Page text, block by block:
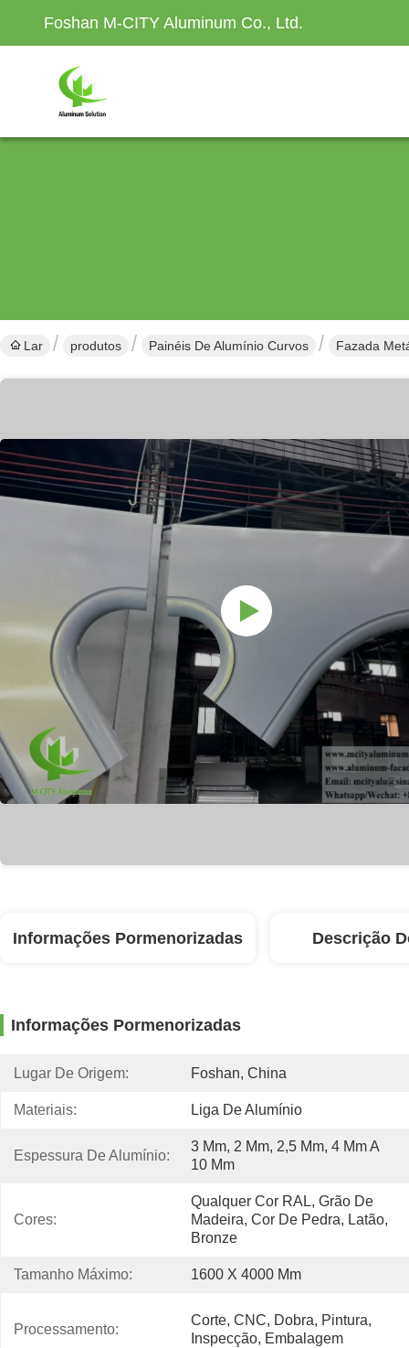
Foshan M-CITY Aluminum Co., Ltd.
Lar produtos Painéis De Alumínio Curvos Fazada
Informações Pormenorizadas Descrição
Informações Pormenorizadas
Lugar De Origem: Foshan, China
Materiais: Liga De Alumínio
Espessura De Alumínio:
3 Mm, 2 Mm, 2,5 Mm, 4 Mm A
10 Mm
Cores:
Qualquer Cor RAL, Grão De
Madeira, Cor De Pedra, Latão,
Bronze
Tamanho Máximo: 1600 X 4000 Mm
Processamento:
Corte, CNC, Dobra, Pintura,
Inspecção, Embalagem